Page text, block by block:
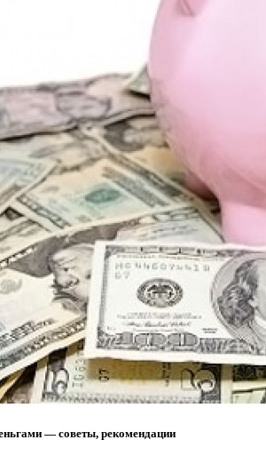
— советы, рекомендации